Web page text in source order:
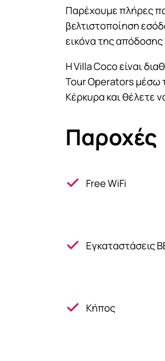
Παρέχουμε πλήρες
βελτιστοποίηση
εικόνα της απόδοσης
Η Villa Coco είναι
Tour Operators μέσω
Κέρκυρα και θέλετε
Παροχές
Free WiFi
Εγκαταστάσεις
Κήπος